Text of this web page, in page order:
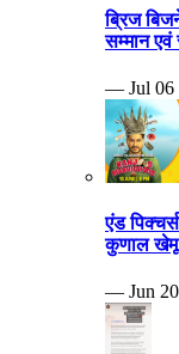
ब्रिज
सम्मान एवं
— Jul 06
एंड
कुणाल खेमू
— Jun